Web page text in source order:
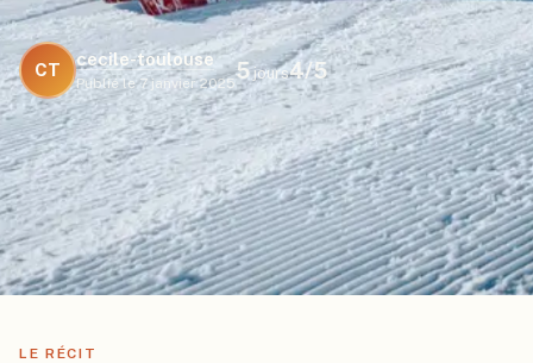
CT
cecile-toulouse
Publié le 7 janvier 2025
5jours4/5
LE RÉCIT